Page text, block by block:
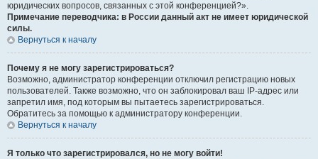
юридических вопросов, связанных с этой конференцией?».
Примечание переводчика: в России данный акт не имеет юридической
силы.
Вернуться к началу
Почему я не могу зарегистрироваться?
Возможно, администратор конференции отключил регистрацию новых
пользователей. Также возможно, что он заблокировал ваш IP-адрес или
запретил имя, под которым вы пытаетесь зарегистрироваться.
Обратитесь за помощью к администратору конференции.
Вернуться к началу
Я только что зарегистрировался, но не могу войти!